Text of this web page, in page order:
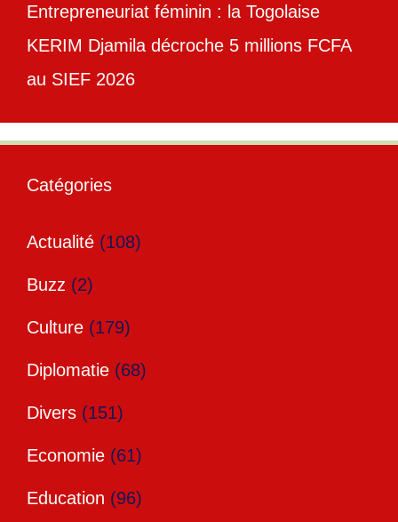
Entrepreneuriat féminin : la Togolaise
KERIM Djamila décroche 5 millions FCFA
au SIEF 2026
Catégories
Actualité (108)
Buzz (2)
Culture (179)
Diplomatie (68)
Divers (151)
Economie (61)
Education (96)